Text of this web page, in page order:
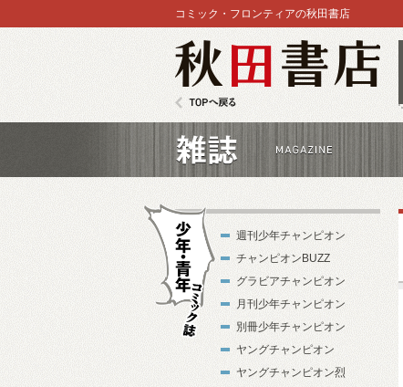
秋田書店
TOPへ戻る
コミック・フロンティアの秋田書店
雑誌
少年・青年コ
週刊少年チャンピオン
チャンピオンBUZZ
グラビアチャンピオン
月刊少年チャンピオン
別冊少年チャンピオン
ヤングチャンピオン
ヤングチャンピオン烈